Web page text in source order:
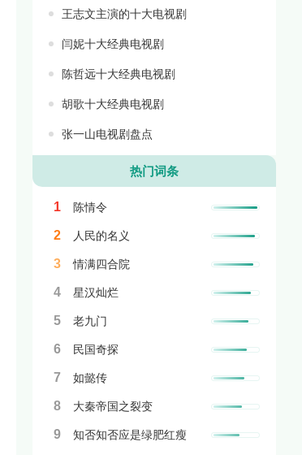
王志文主演的十大电视剧
闫妮十大经典电视剧
陈哲远十大经典电视剧
胡歌十大经典电视剧
张一山电视剧盘点
热门词条
1 陈情令
2 人民的名义
3 情满四合院
4 星汉灿烂
5 老九门
6 民国奇探
7 如懿传
8 大秦帝国之裂变
9 知否知否应是绿肥红瘦